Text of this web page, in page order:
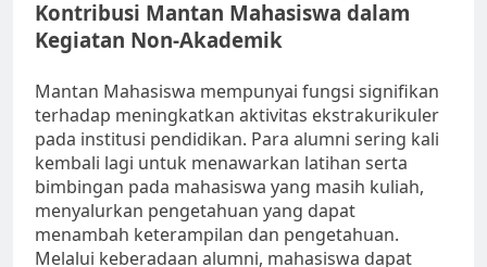
Kontribusi Mantan Mahasiswa dalam
Kegiatan Non-Akademik
Mantan Mahasiswa mempunyai fungsi signifikan
terhadap meningkatkan aktivitas ekstrakurikuler
pada institusi pendidikan. Para alumni sering kali
kembali lagi untuk menawarkan latihan serta
bimbingan pada mahasiswa yang masih kuliah,
menyalurkan pengetahuan yang dapat
menambah keterampilan dan pengetahuan.
Melalui keberadaan alumni, mahasiswa dapat